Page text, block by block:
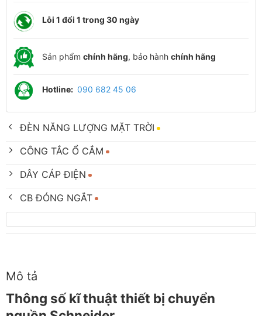
Lỗi 1 đổi 1 trong 30 ngày
Sản phẩm chính hãng, bảo hành chính hãng
Hotline: 090 682 45 06
ĐÈN NĂNG LƯỢNG MẶT TRỜI
CÔNG TẮC Ổ CẮM
DÂY CÁP ĐIỆN
CB ĐÓNG NGẮT
Mô tả
Thông số kĩ thuật thiết bị chuyển